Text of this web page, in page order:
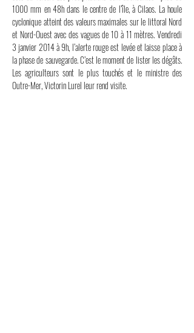
1000 mm en 48h dans le centre de l’île, à Cilaos. La houle
cyclonique atteint des valeurs maximales sur le littoral Nord
et Nord-Ouest avec des vagues de 10 à 11 mètres. Vendredi
3 janvier 2014 à 9h, l’alerte rouge est levée et laisse place à
la phase de sauvegarde. C’est le moment de lister les dégâts.
Les agriculteurs sont le plus touchés et le ministre des
Outre-Mer, Victorin Lurel leur rend visite.